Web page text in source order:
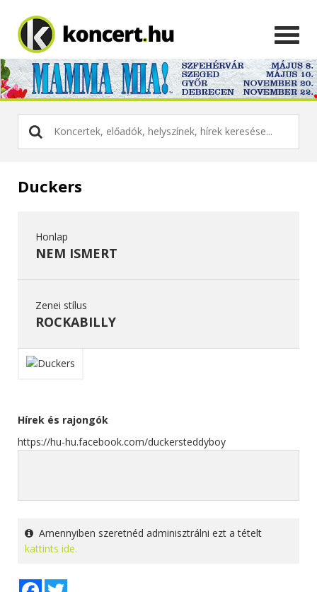
Duckers
Honlap
NEM ISMERT
Zenei stílus
ROCKABILLY
Hírek és rajongók
https://hu-hu.facebook.com/duckersteddyboy
Amennyiben szeretnéd adminisztrálni ezt a tételt
kattints ide.
Facebook